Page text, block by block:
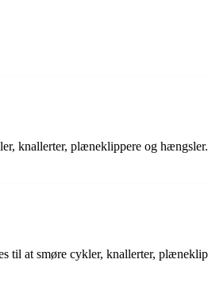
knallerter, plæneklippere og
til at smøre cykler, knallerter,